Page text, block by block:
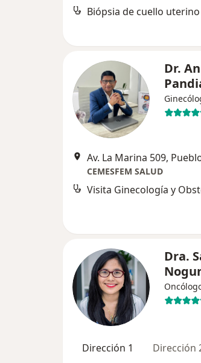
Biópsia de cuello uterino
Dr.
Av. La Marina 509,
CEMESFEM SALUD
Visita Ginecología y
Dra.
Dirección 1 Dirección